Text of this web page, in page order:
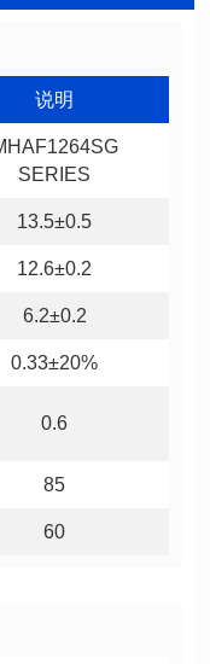
说明
SERIES
13.5±0.5
12.6±0.2
6.2±0.2
0.33±20%
0.6
85
60